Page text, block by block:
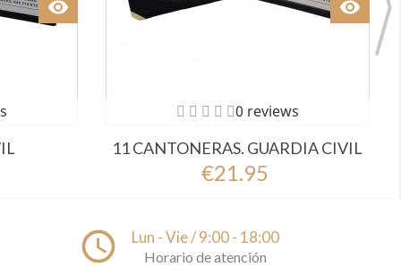
visibility
0 reviews
11 CANTONERAS. GUARDIA CIVIL
€21.95
visibility Ver
access_time Lun - Vie / 9:00 - 18:00
Horario de atención